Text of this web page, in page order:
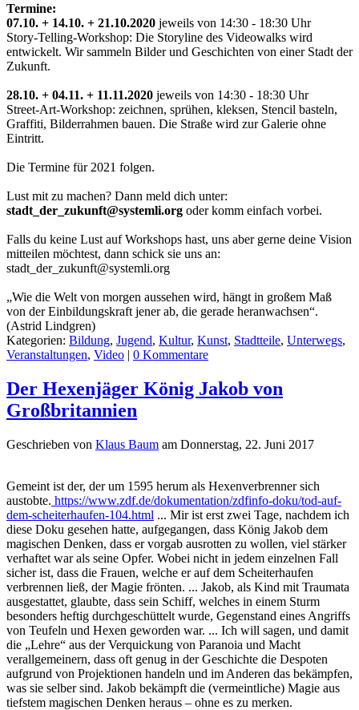
Termine:
07.10. + 14.10. + 21.10.2020 jeweils von 14:30 - 18:30 Uhr
Story-Telling-Workshop: Die Storyline des Videowalks wird
entwickelt. Wir sammeln Bilder und Geschichten von einer Stadt der
Zukunft.
28.10. + 04.11. + 11.11.2020 jeweils von 14:30 - 18:30 Uhr
Street-Art-Workshop: zeichnen, sprühen, kleksen, Stencil basteln,
Graffiti, Bilderrahmen bauen. Die Straße wird zur Galerie ohne
Eintritt.
Die Termine für 2021 folgen.
Lust mit zu machen? Dann meld dich unter:
stadt_der_zukunft@systemli.org oder komm einfach vorbei.
Falls du keine Lust auf Workshops hast, uns aber gerne deine Vision
mitteilen möchtest, dann schick sie uns an:
stadt_der_zukunft@systemli.org
„Wie die Welt von morgen aussehen wird, hängt in großem Maß
von der Einbildungskraft jener ab, die gerade heranwachsen“.
(Astrid Lindgren)
Kategorien: Bildung, Jugend, Kultur, Kunst, Stadtteile, Unterwegs,
Veranstaltungen, Video | 0 Kommentare
Der Hexenjäger König Jakob von
Großbritannien
Geschrieben von Klaus Baum am Donnerstag, 22. Juni 2017
Gemeint ist der, der um 1595 herum als Hexenverbrenner sich
austobte. https://www.zdf.de/dokumentation/zdfinfo-doku/tod-auf-
dem-scheiterhaufen-104.html ... Mir ist erst zwei Tage, nachdem ich
diese Doku gesehen hatte, aufgegangen, dass König Jakob dem
magischen Denken, dass er vorgab ausrotten zu wollen, viel stärker
verhaftet war als seine Opfer. Wobei nicht in jedem einzelnen Fall
sicher ist, dass die Frauen, welche er auf dem Scheiterhaufen
verbrennen ließ, der Magie frönten. ... Jakob, als Kind mit Traumata
ausgestattet, glaubte, dass sein Schiff, welches in einem Sturm
besonders heftig durchgeschüttelt wurde, Gegenstand eines Angriffs
von Teufeln und Hexen geworden war. ... Ich will sagen, und damit
die „Lehre“ aus der Verquickung von Paranoia und Macht
verallgemeinern, dass oft genug in der Geschichte die Despoten
aufgrund von Projektionen handeln und im Anderen das bekämpfen,
was sie selber sind. Jakob bekämpft die (vermeintliche) Magie aus
tiefstem magischen Denken heraus – ohne es zu merken.